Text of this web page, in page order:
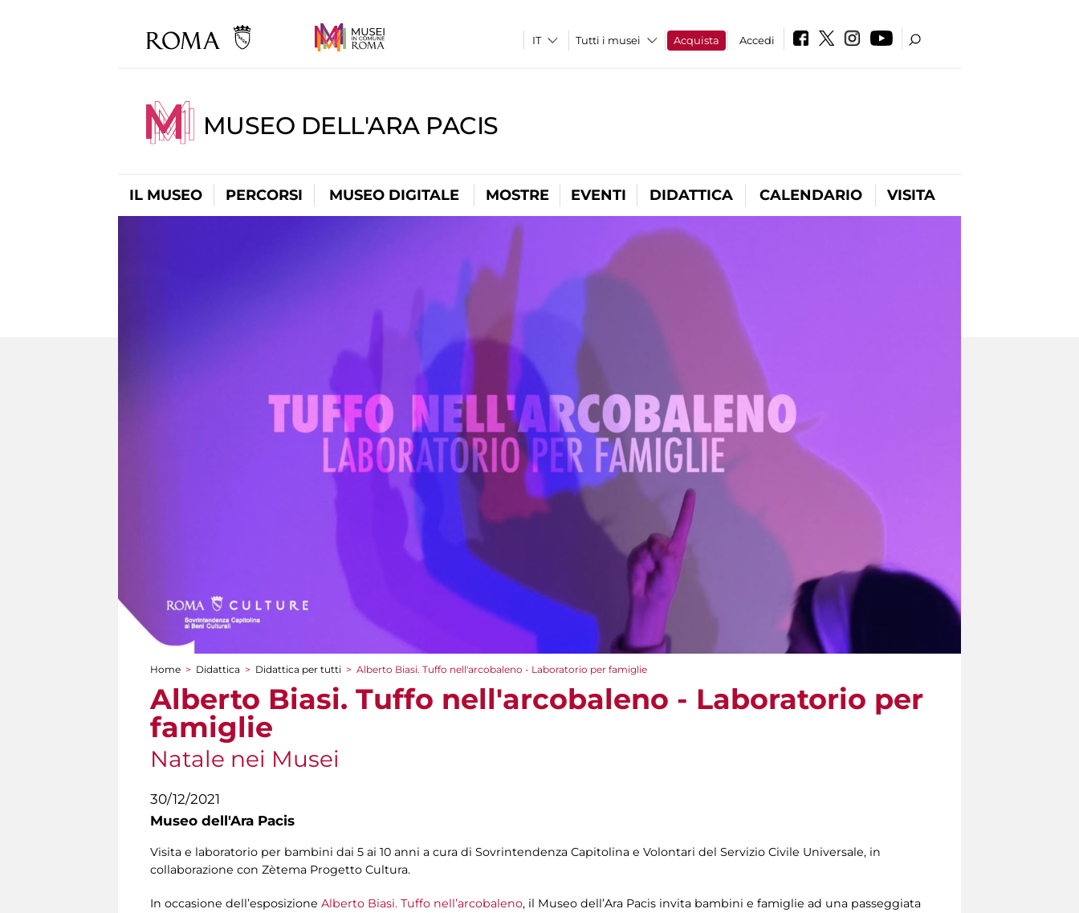
Tutti i musei Acquista Accedi
MUSEO DELL'ARA PACIS
IL MUSEO PERCORSI MUSEO DIGITALE MOSTRE EVENTI DIDATTICA CALENDARIO VISITA
Tu sei qui
Home > Didattica > Didattica per tutti > Alberto Biasi. Tuffo nell'arcobaleno - Laboratorio per famiglie
Alberto Biasi. Tuffo nell'arcobaleno - Laboratorio per
famiglie
Natale nei Musei
30/12/2021
Museo dell'Ara Pacis
Visita e laboratorio per bambini dai 5 ai 10 anni a cura di Sovrintendenza Capitolina e Volontari del Servizio Civile Universale, in
collaborazione con Zètema Progetto Cultura.
In occasione dell’esposizione Alberto Biasi. Tuffo nell’arcobaleno, il Museo dell’Ara Pacis invita bambini e famiglie ad una passeggiata